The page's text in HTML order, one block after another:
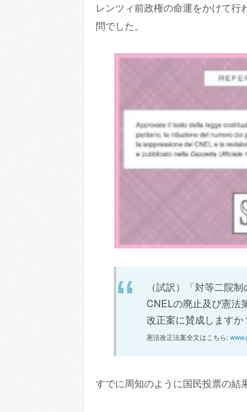
レンツィ前政権の命運をかけて
問でした。
（試訳）「対等二院
CNELの廃止及び憲法
改正案に賛成しますか
憲法改正法案全文はこちら:
すでに周知のように国民投票の結